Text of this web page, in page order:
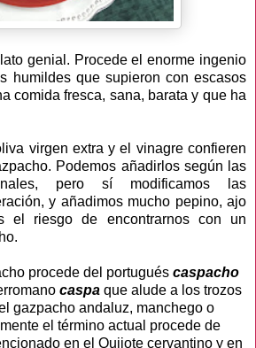
genial. Procede el enorme ingenio
humildes que supieron con escasos
comida fresca, sana, barata y que ha
virgen extra y el vinagre confieren
Podemos añadirlos según las
pero sí modificamos las
y añadimos mucho pepino, ajo
el riesgo de encontrarnos con un
procede del portugués caspacho
caspa que alude a los trozos
gazpacho andaluz, manchego o
el término actual procede de
en el Quijote cervantino y en